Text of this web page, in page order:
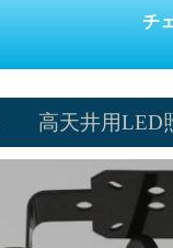
高天井用LED